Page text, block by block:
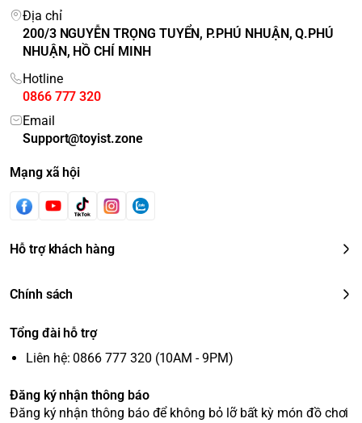
Địa chỉ
200/3 NGUYỄN TRỌNG TUYỂN, P.PHÚ NHUẬN, Q.PHÚ
NHUẬN, HỒ CHÍ MINH
Hotline
0866 777 320
Email
Support@toyist.zone
Mạng xã hội
Hỗ trợ khách hàng
Chính sách
Tổng đài hỗ trợ
Liên hệ: 0866 777 320 (10AM - 9PM)
Đăng ký nhận thông báo
Đăng ký nhận thông báo để không bỏ lỡ bất kỳ món đồ chơi